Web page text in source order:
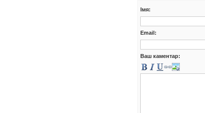
Iмя:
Email:
Ваш каментар: